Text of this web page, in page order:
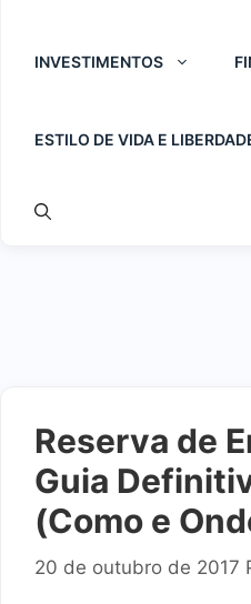
INVESTIMENTOS
ESTILO DE VIDA E
Reserva de
Guia
(Como e
20 de outubro de 2017